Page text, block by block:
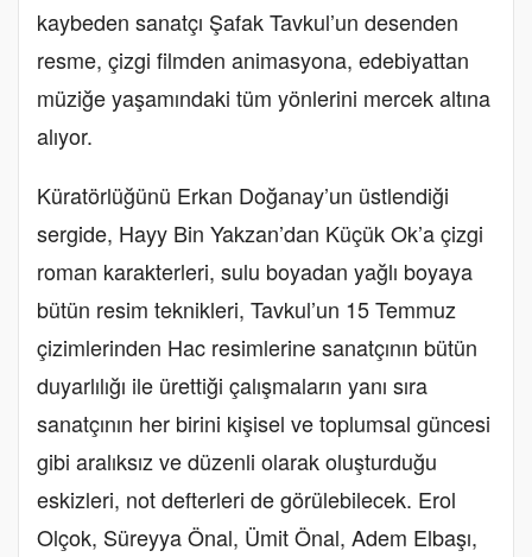
kaybeden sanatçı Şafak Tavkul’un desenden
resme, çizgi filmden animasyona, edebiyattan
müziğe yaşamındaki tüm yönlerini mercek altına
alıyor.
Küratörlüğünü Erkan Doğanay’un üstlendiği
sergide, Hayy Bin Yakzan’dan Küçük Ok’a çizgi
roman karakterleri, sulu boyadan yağlı boyaya
bütün resim teknikleri, Tavkul’un 15 Temmuz
çizimlerinden Hac resimlerine sanatçının bütün
duyarlılığı ile ürettiği çalışmaların yanı sıra
sanatçının her birini kişisel ve toplumsal güncesi
gibi aralıksız ve düzenli olarak oluşturduğu
eskizleri, not defterleri de görülebilecek. Erol
Olçok, Süreyya Önal, Ümit Önal, Adem Elbaşı,